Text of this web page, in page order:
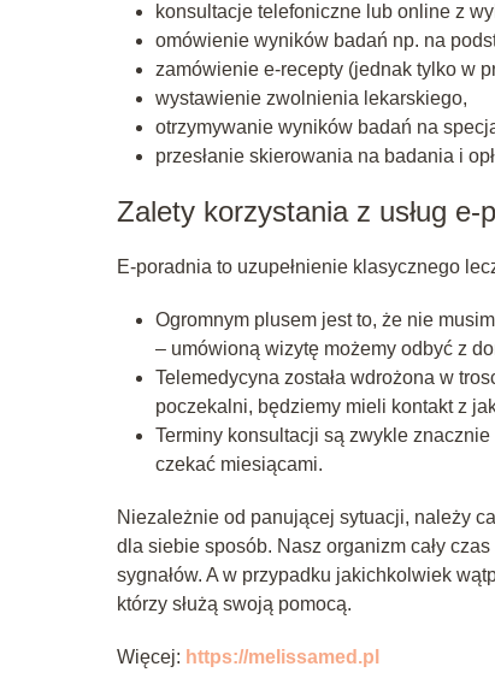
konsultacje telefoniczne lub online z
omówienie wyników badań np. na
zamówienie e-recepty (jednak tylko w
wystawienie zwolnienia lekarskiego,
otrzymywanie wyników badań na
przesłanie skierowania na badania i
Zalety korzystania z usług e-
E-poradnia to uzupełnienie klasycznego
Ogromnym plusem jest to, że nie
– umówioną wizytę możemy odbyć z
Telemedycyna została wdrożona w
poczekalni, będziemy mieli kontakt z
Terminy konsultacji są zwykle
czekać miesiącami.
Niezależnie od panującej sytuacji, należy
dla siebie sposób. Nasz organizm cały
sygnałów. A w przypadku jakichkolwiek
którzy służą swoją pomocą.
Więcej: https://melissamed.pl